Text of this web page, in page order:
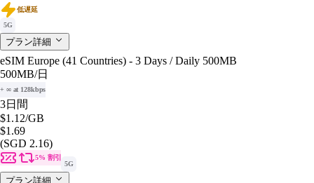
低遅延
5G
プラン詳細
eSIM Europe (41 Countries) - 3 Days / Daily 500MB
500MB/日
+ ∞ at 128kbps
3日間
$1.12/GB
$1.69
(SGD 2.16)
5% 割引
5G
プラン詳細